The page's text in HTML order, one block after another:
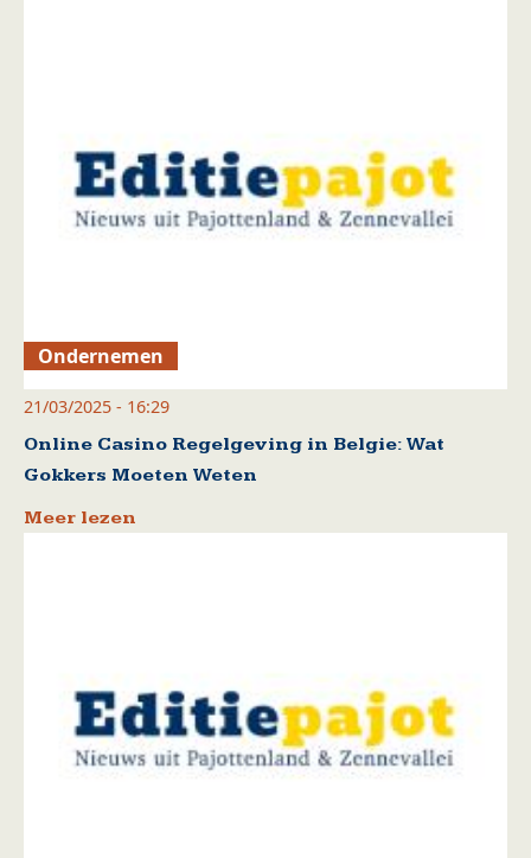
Ondernemen
21/03/2025 - 16:29
Online Casino Regelgeving in Belgie: Wat
Gokkers Moeten Weten
Meer lezen